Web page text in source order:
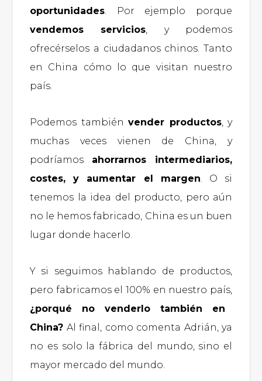
oportunidades. Por ejemplo porque
vendemos servicios, y podemos
ofrecérselos a ciudadanos chinos. Tanto
en China cómo lo que visitan nuestro
país.
Podemos también vender productos, y
muchas veces vienen de China, y
podríamos ahorrarnos intermediarios,
costes, y aumentar el margen. O si
tenemos la idea del producto, pero aún
no le hemos fabricado, China es un buen
lugar donde hacerlo.
Y si seguimos hablando de productos,
pero fabricamos el 100% en nuestro país,
¿porqué no venderlo también en
China? Al final, como comenta Adrián, ya
no es solo la fábrica del mundo, sino el
mayor mercado del mundo.